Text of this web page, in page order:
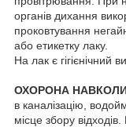
органів дихання
проковтування
або етикетку лаку.
На лак є гігієнічний
ОХОРОНА
в каналізацію,
місце збору